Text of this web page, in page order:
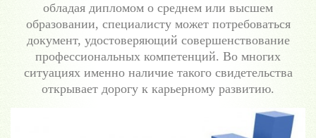
обладая дипломом о среднем или высшем
образовании, специалисту может потребоваться
документ, удостоверяющий совершенствование
профессиональных компетенций. Во многих
ситуациях именно наличие такого свидетельства
открывает дорогу к карьерному развитию.